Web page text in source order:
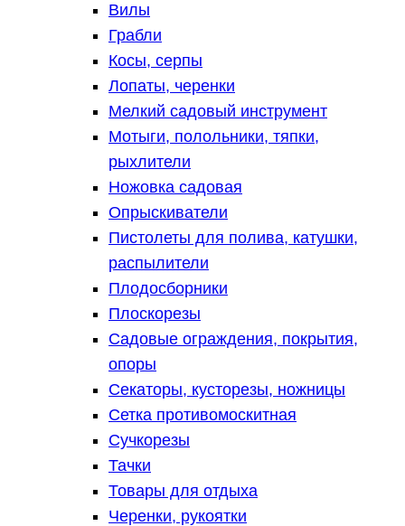
Вилы
Грабли
Косы, серпы
Лопаты, черенки
Мелкий садовый инструмент
Мотыги, полольники, тяпки,
рыхлители
Ножовка садовая
Опрыскиватели
Пистолеты для полива, катушки,
распылители
Плодосборники
Плоскорезы
Садовые ограждения, покрытия,
опоры
Секаторы, кусторезы, ножницы
Сетка противомоскитная
Сучкорезы
Тачки
Товары для отдыха
Черенки, рукоятки